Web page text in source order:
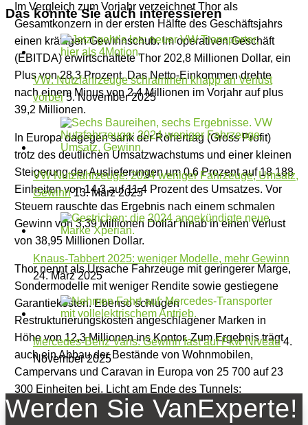
Im Vergleich zum Vorjahr verzeichnet Thor als
Gesamtkonzern in der ersten Hälfte des Geschäftsjahrs
einen kräftigen Gewinnschub. Im operativen Geschäft
(EBITDA) erwirtschaftete Thor 202,8 Millionen Dollar, ein
Plus von 28,3 Prozent. Das Netto-Einkommen drehte
nach einem Minus von 2,4 Millionen im Vorjahr auf plus
39,2 Millionen.
In Europa dagegen sank der Rohertrag (Gross Profit)
trotz des deutlichen Umsatzwachstums und einer kleinen
Steigerung der Auslieferungen um 0,6 Prozent auf 18 188
Einheiten von 14,3 auf 11,4 Prozent des Umsatzes. Vor
Steuern rauschte das Ergebnis nach einem schmalen
Gewinn von 3,39 Millionen Dollar hinab in einen Verlust
von 38,95 Millionen Dollar.
Thor nennt als Ursache Fahrzeuge mit geringerer Marge,
Sondermodelle mit weniger Rendite sowie gestiegene
Garantiekosten. Ebenso schlugen
Restrukturierungskosten angeschlagener Marken in
Höhe von 12,3 Millionen ins Kontor. Zum Ergebnis trägt
auch ein Abbau der Bestände von Wohnmobilen,
Campervans und Caravan in Europa von 25 700 auf 23
300 Einheiten bei. Licht am Ende des Tunnels:
Gleichzeitig ist der Auftragsbestand von 1,644 auf 1,832
Das könnte Sie auch interessieren
VW: Nutzfahrzeuge schrammen knapp an Verlust
vorbei5. November 2025
VW Nutzfahrzeuge: 2024 weniger Fahrzeuge, Umsatz,
Gewinn13. März 2025
Knaus-Tabbert 2025: weniger Modelle, mehr Gewinn
24. März 2025
Mercedes-Benz Vans: Gewinn fast auf Pkw Niveau4.
November 2025
Werden Sie VanExperte!